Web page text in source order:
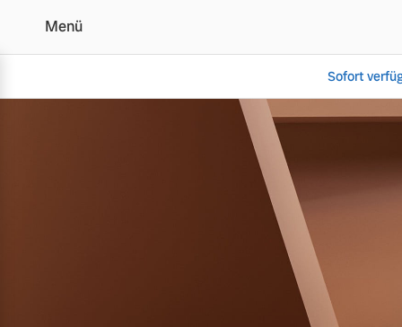
Der Volvo V60 | Alle
Menü
Sofort